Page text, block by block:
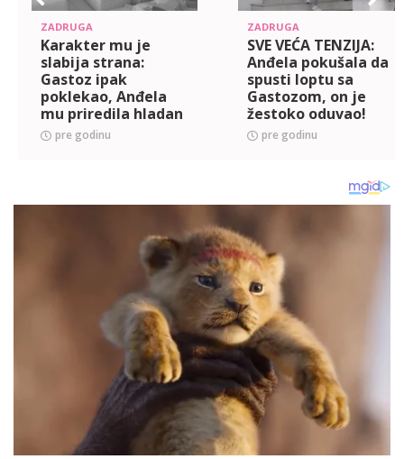
ZADRUGA
Karakter mu je
slabija strana:
Gastoz ipak
poklekao, Anđela
mu priredila hladan
tuš! (VIDEO)
pre godinu
ZADRUGA
SVE VEĆA TENZIJA:
Anđela pokušala da
spusti loptu sa
Gastozom, on je
žestoko oduvao!
(VIDEO)
pre godinu